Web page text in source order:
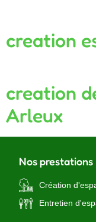
creation
creation
Arleux
Nos prestations
Création
Entretien